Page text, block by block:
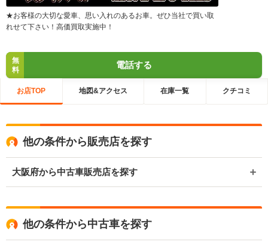
★お客様の大切な愛車、思い入れのあるお車。ぜひ当社で買い取
れせて下さい！高価買取実施中！
無
料
電話する
お店TOP 地図&アクセス 在庫一覧 クチコミ
他の条件から販売店を探す
大阪府から中古車販売店を探す
他の条件から中古車を探す